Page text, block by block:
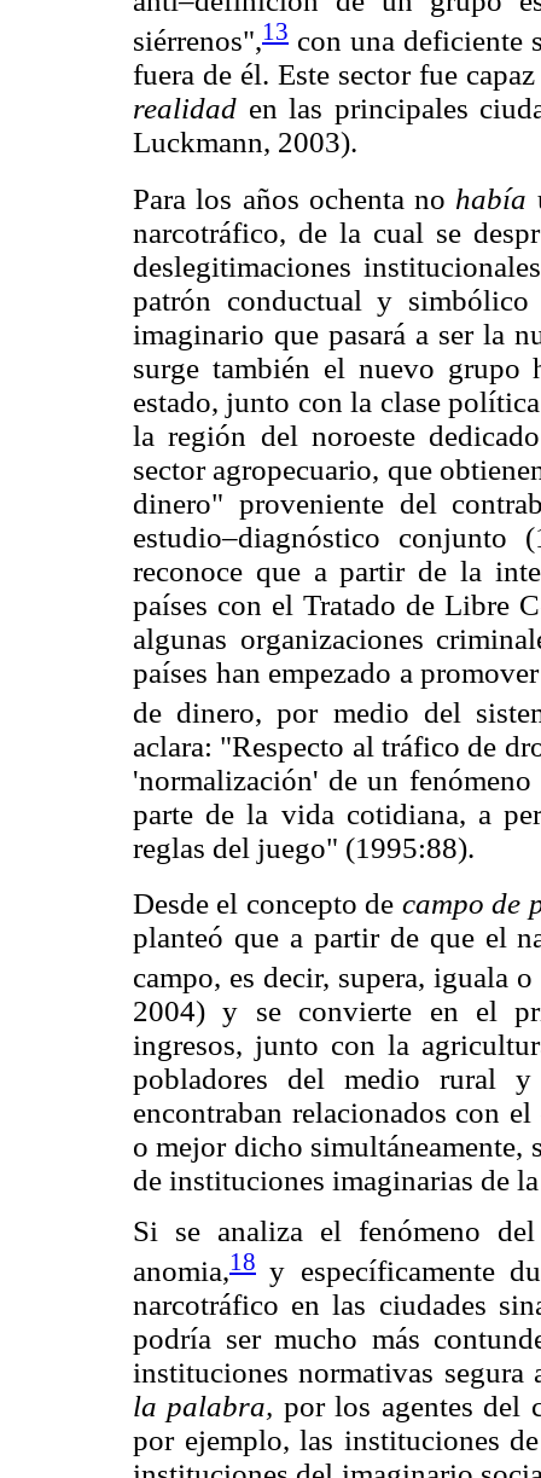
siérrenos",13 con una deficiente
fuera de él. Este sector fue
realidad en las principales
Luckmann, 2003).
Para los años ochenta no había
narcotráfico, de la cual se
deslegitimaciones
patrón conductual y
imaginario que pasará a ser la
surge también el nuevo grupo
estado, junto con la clase
la región del noroeste
sector agropecuario, que
dinero" proveniente del
estudio–diagnóstico
reconoce que a partir de la
países con el Tratado de Libre
algunas organizaciones
países han empezado a
de dinero, por medio del
aclara: "Respecto al tráfico de
'normalización' de un
parte de la vida cotidiana, a
reglas del juego" (1995:88).
Desde el concepto de campo de
planteó que a partir de que el
campo, es decir, supera, iguala
2004) y se convierte en el
ingresos, junto con la
pobladores del medio rural
encontraban relacionados con
o mejor dicho simultáneamente,
de instituciones imaginarias de
Si se analiza el fenómeno
anomia,18 y específicamente
narcotráfico en las ciudades
podría ser mucho más
instituciones normativas
la palabra, por los agentes del
por ejemplo, las instituciones